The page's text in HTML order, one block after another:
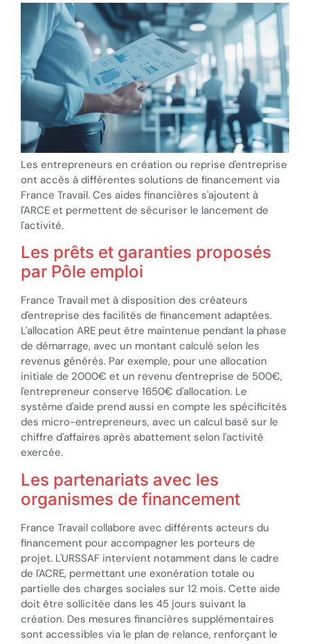
Les entrepreneurs en création ou reprise d'entreprise
ont accès à différentes solutions de financement via
France Travail. Ces aides financières s'ajoutent à
l'ARCE et permettent de sécuriser le lancement de
l'activité.
Les prêts et garanties proposés
par Pôle emploi
France Travail met à disposition des créateurs
d'entreprise des facilités de financement adaptées.
L'allocation ARE peut être maintenue pendant la phase
de démarrage, avec un montant calculé selon les
revenus générés. Par exemple, pour une allocation
initiale de 2000€ et un revenu d'entreprise de 500€,
l'entrepreneur conserve 1650€ d'allocation. Le
système d'aide prend aussi en compte les spécificités
des micro-entrepreneurs, avec un calcul basé sur le
chiffre d'affaires après abattement selon l'activité
exercée.
Les partenariats avec les
organismes de financement
France Travail collabore avec différents acteurs du
financement pour accompagner les porteurs de
projet. L'URSSAF intervient notamment dans le cadre
de l'ACRE, permettant une exonération totale ou
partielle des charges sociales sur 12 mois. Cette aide
doit être sollicitée dans les 45 jours suivant la
création. Des mesures financières supplémentaires
sont accessibles via le plan de relance, renforçant le